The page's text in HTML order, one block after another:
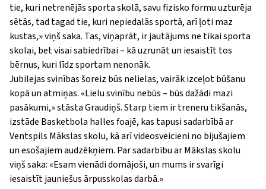
tie, kuri netrenējās sporta skolā, savu fizisko formu uzturēja
sētās, tad tagad tie, kuri nepiedalās sportā, arī ļoti maz
kustas,»viņš saka. Tas, viņaprāt, ir jautājums ne tikai sporta
skolai, bet visai sabiedrībai – kā uzrunāt un iesaistīt tos
bērnus, kuri līdz sportam nenonāk.
Jubilejas svinības šoreiz būs nelielas, vairāk izceļot būšanu
kopā un atmiņas. «Lielu svinību nebūs – būs dažādi mazi
pasākumi,»stāsta Graudiņš. Starp tiem ir treneru tikšanās,
izstāde Basketbola halles foajē, kas tapusi sadarbībā ar
Ventspils Mākslas skolu, kā arī videosveicieni no bijušajiem
un esošajiem audzēkņiem. Par sadarbību ar Mākslas skolu
viņš saka: «Esam vienādi domājoši, un mums ir svarīgi
iesaistīt jauniešus ārpusskolas darbā.»